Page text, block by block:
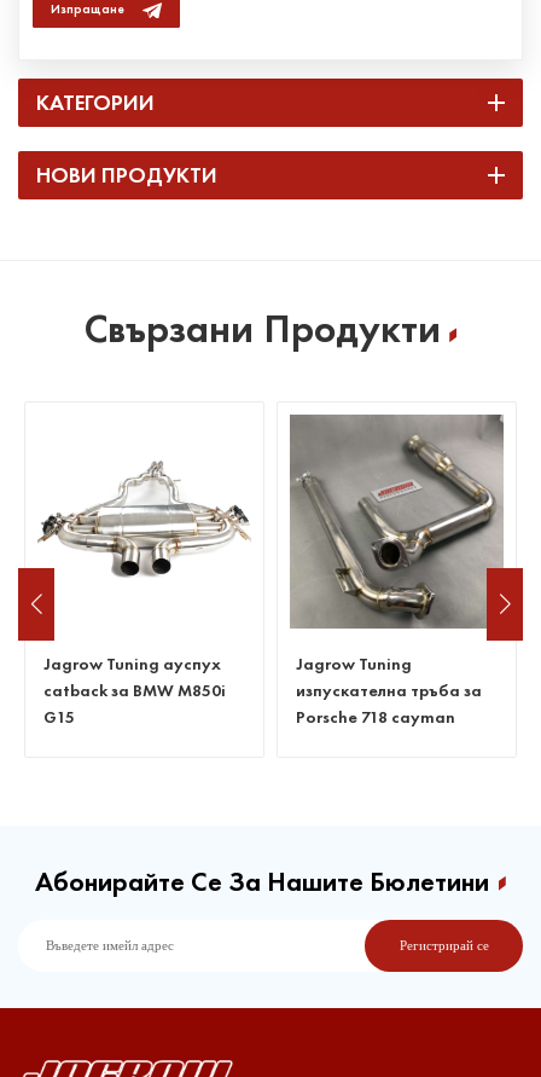
Изпращане
КАТЕГОРИИ
НОВИ ПРОДУКТИ
Свързани Продукти
Jagrow Tuning
изпускателна тръба за
Porsche 718 cayman
Изпускателна тръба без
котка за Benz C63 W205
Абонирайте Се За Нашите Бюлетини